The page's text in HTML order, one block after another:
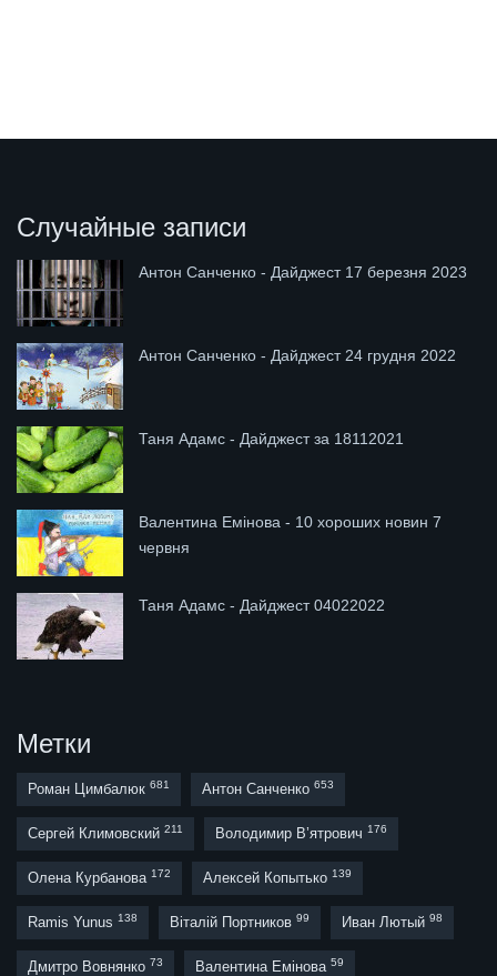
Случайные записи
Антон Санченко - Дайджест 17 березня 2023
Антон Санченко - Дайджест 24 грудня 2022
Таня Адамс - Дайджест за 18112021
Валентина Емінова - 10 хороших новин 7
червня
Таня Адамс - Дайджест 04022022
Метки
Роман Цимбалюк 681 Антон Санченко 653
Сергей Климовский 211 Володимир В’ятрович 176
Олена Курбанова 172 Алексей Копытько 139
Ramis Yunus 138 Віталій Портников 99 Иван Лютый 98
Дмитро Вовнянко 73 Валентина Емінова 59